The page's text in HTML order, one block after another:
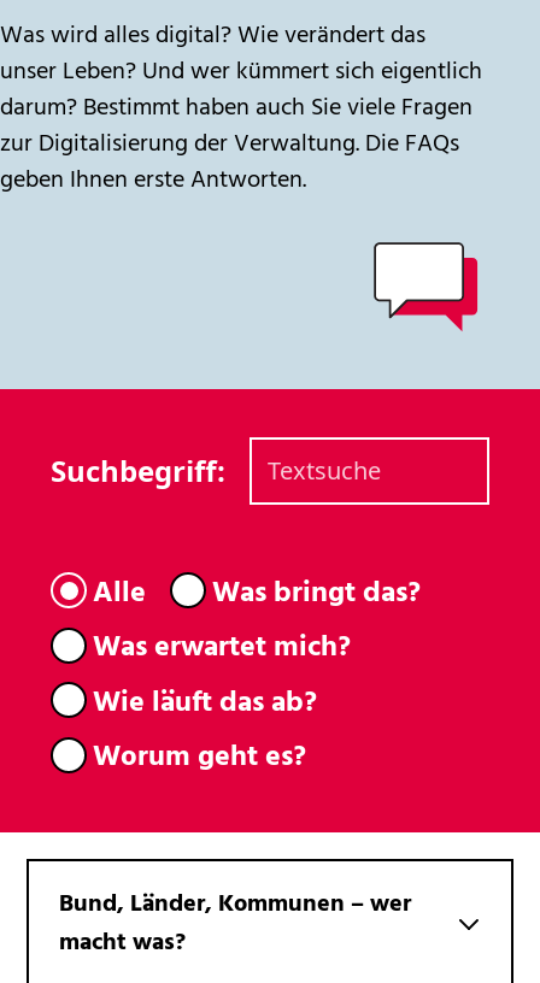
Was wird alles digital? Wie verändert das
unser Leben? Und wer kümmert sich eigentlich
darum? Bestimmt haben auch Sie viele Fragen
zur Digitalisierung der Verwaltung. Die FAQs
geben Ihnen erste Antworten.
Suchbegriff:
Alle
Was bringt das?
Was erwartet mich?
Wie läuft das ab?
Worum geht es?
Bund, Länder, Kommunen – wer
macht was?